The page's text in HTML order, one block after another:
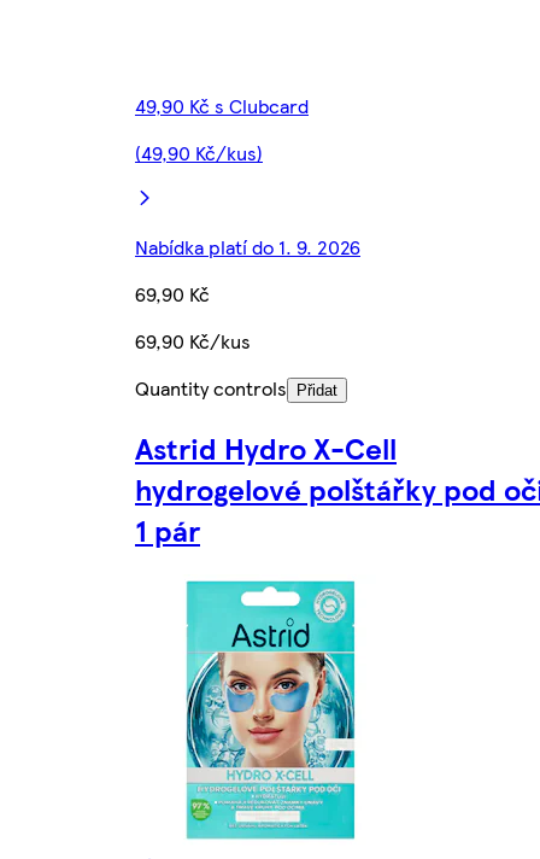
49,90 Kč s Clubcard
(49,90 Kč/kus)
Nabídka platí do 1. 9. 2026
69,90 Kč
69,90 Kč/kus
Quantity controls
Přidat
Astrid Hydro X-Cell
hydrogelové polštářky pod
1 pár